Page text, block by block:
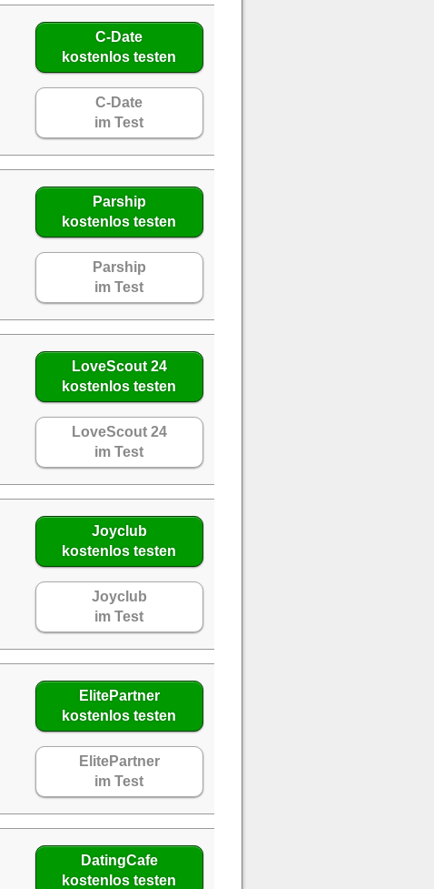
C-Date
kostenlos testen
C-Date
im Test
Parship
kostenlos testen
Parship
im Test
LoveScout 24
kostenlos testen
LoveScout 24
im Test
Joyclub
kostenlos testen
Joyclub
im Test
ElitePartner
kostenlos testen
ElitePartner
im Test
DatingCafe
kostenlos testen